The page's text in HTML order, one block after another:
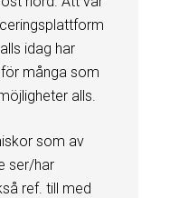
idag har
många som
alls.
som av
ser/har
ref. till med